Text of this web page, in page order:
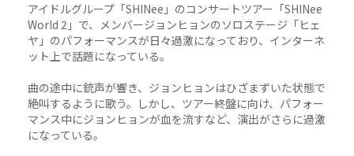
アイドルグループ「SHINee」のコンサートツアー「SHINee
World 2」で、メンバージョンヒョンのソロステージ「ヒェ
ヤ」のパフォーマンスが日々過激になっており、インターネ
ット上で話題になっている。
曲の途中に銃声が響き、ジョンヒョンはひざまずいた状態で
絶叫するように歌う。しかし、ツアー終盤に向け、パフォー
マンス中にジョンヒョンが血を流すなど、演出がさらに過激
になっている。